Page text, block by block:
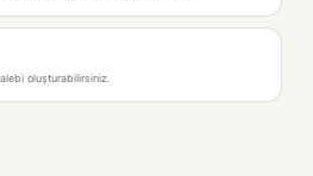
oluşturabilirsiniz.